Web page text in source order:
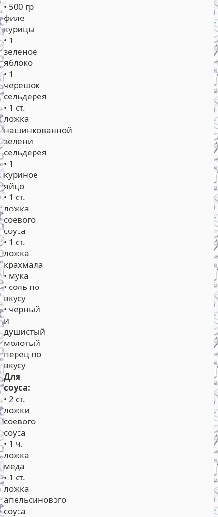
• 500 гр
филе
курицы
• 1
зеленое
яблоко
• 1
черешок
сельдерея
• 1 ст.
ложка
нашинкованной
зелени
сельдерея
• 1
куриное
яйцо
• 1 ст.
ложка
соевого
соуса
• 1 ст.
ложка
крахмала
• мука
• соль по
вкусу
• черный
и
душистый
молотый
перец по
вкусу
Для
соуса:
• 2 ст.
ложки
соевого
соуса
• 1 ч.
ложка
меда
• 1 ст.
ложка
апельсинового
соуса